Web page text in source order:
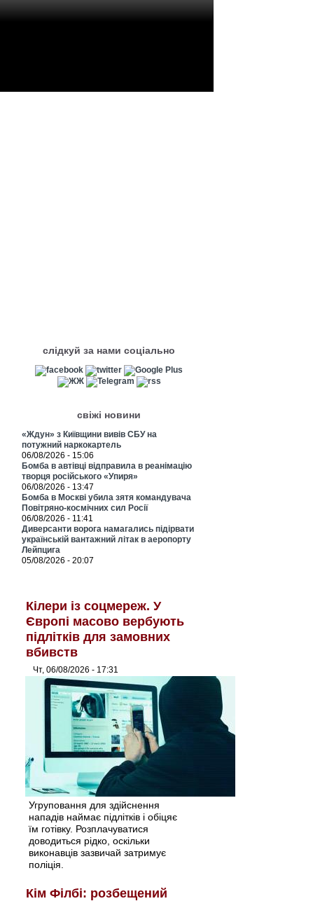
слідкуй за нами соціально
свіжі новини
«Ждун» з Київщини вивів СБУ на
потужний наркокартель
06/08/2026 - 15:06
Бомба в автівці відправила в реанімацію
творця російського «Упиря»
06/08/2026 - 13:47
Бомба в Москві убила зятя командувача
Повітряно-космічних сил Росії
06/08/2026 - 11:41
Диверсанти ворога намагались підірвати
українській вантажний літак в аеропорту
Лейпцига
05/08/2026 - 20:07
Кілери із соцмереж. У
Європі масово вербують
підлітків для замовних
вбивств
Чт, 06/08/2026 - 17:31
Угруповання для здійснення
нападів наймає підлітків і обіцяє
їм готівку. Розплачуватися
доводиться рідко, оскільки
виконавців зазвичай затримує
поліція.
Кім Філбі: розбещений